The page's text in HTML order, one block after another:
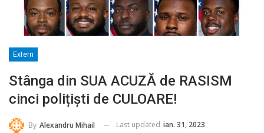
Extern
Stânga din SUA ACUZĂ de RASISM
cinci polițiști de CULOARE!
By Alexandru Mihail Last updated ian. 31, 2023